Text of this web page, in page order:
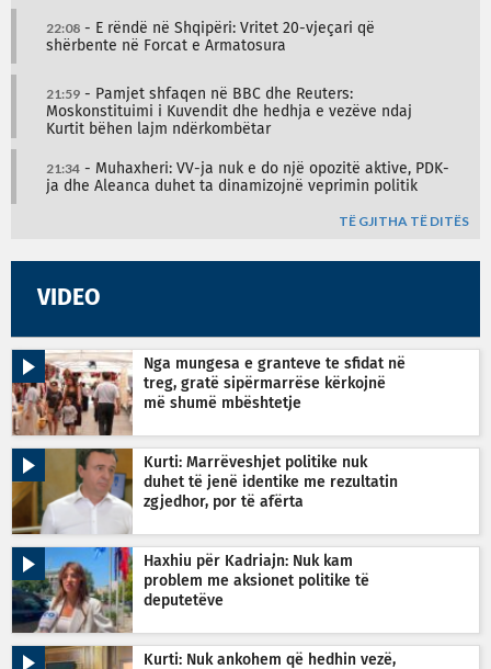
22:08 - E rëndë në Shqipëri: Vritet 20-vjeçari që
shërbente në Forcat e Armatosura
21:59 - Pamjet shfaqen në BBC dhe Reuters:
Moskonstituimi i Kuvendit dhe hedhja e vezëve ndaj
Kurtit bëhen lajm ndërkombëtar
21:34 - Muhaxheri: VV-ja nuk e do një opozitë aktive, PDK-
ja dhe Aleanca duhet ta dinamizojnë veprimin politik
TË GJITHA TË DITËS
VIDEO
Nga mungesa e granteve te sfidat në
treg, gratë sipërmarrëse kërkojnë
më shumë mbështetje
Kurti: Marrëveshjet politike nuk
duhet të jenë identike me rezultatin
zgjedhor, por të afërta
Haxhiu për Kadriajn: Nuk kam
problem me aksionet politike të
deputetëve
Kurti: Nuk ankohem që hedhin vezë,